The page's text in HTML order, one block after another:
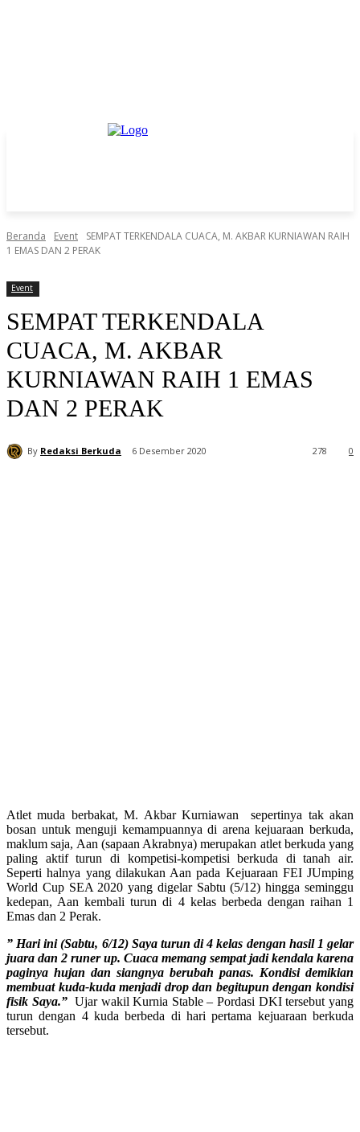
Beranda Event
SEMPAT TERKENDALA CUACA, M. AKBAR KURNIAWAN RAIH
1 EMAS DAN 2 PERAK
Event
SEMPAT TERKENDALA
CUACA, M. AKBAR
KURNIAWAN RAIH 1 EMAS
DAN 2 PERAK
By Redaksi Berkuda 6 Desember 2020 0
278
Atlet muda berbakat, M. Akbar Kurniawan sepertinya tak akan
bosan untuk menguji kemampuannya di arena kejuaraan berkuda,
maklum saja, Aan (sapaan Akrabnya) merupakan atlet berkuda yang
paling aktif turun di kompetisi-kompetisi berkuda di tanah air.
Seperti halnya yang dilakukan Aan pada Kejuaraan FEI JUmping
World Cup SEA 2020 yang digelar Sabtu (5/12) hingga seminggu
kedepan, Aan kembali turun di 4 kelas berbeda dengan raihan 1
Emas dan 2 Perak.
” Hari ini (Sabtu, 6/12) Saya turun di 4 kelas dengan hasil 1 gelar
juara dan 2 runer up. Cuaca memang sempat jadi kendala karena
paginya hujan dan siangnya berubah panas. Kondisi demikian
membuat kuda-kuda menjadi drop dan begitupun dengan kondisi
fisik Saya.” Ujar wakil Kurnia Stable – Pordasi DKI tersebut yang
turun dengan 4 kuda berbeda di hari pertama kejuaraan berkuda
tersebut.